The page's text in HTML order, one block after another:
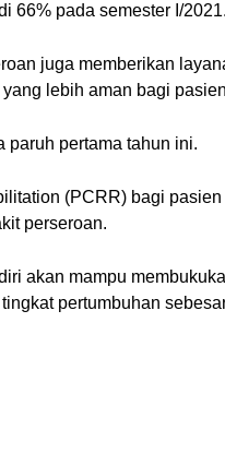
66% pada semester I/2021.
juga memberikan
lebih aman bagi
paruh pertama tahun ini.
(PCRR) bagi
perseroan.
akan mampu
pertumbuhan